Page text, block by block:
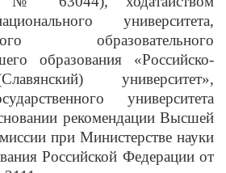
университета,
образовательного
образования «Российско-
университет»,
университета
рекомендации Высшей
при Министерстве науки
Российской Федерации от